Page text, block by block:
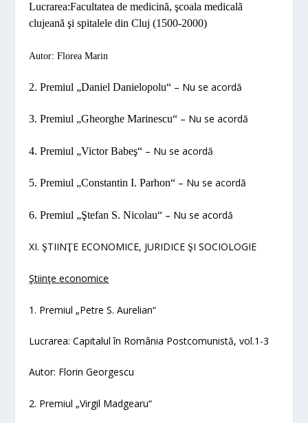
Lucrarea:Facultatea de medicină, şcoala medicală
clujeană şi spitalele din Cluj (1500-2000)
Autor: Florea Marin
2. Premiul „Daniel Danielopolu“ – Nu se acordă
3. Premiul „Gheorghe Marinescu“ – Nu se acordă
4. Premiul „Victor Babeş“ – Nu se acordă
5. Premiul „Constantin I. Parhon“ – Nu se acordă
6. Premiul „Ştefan S. Nicolau“ – Nu se acordă
XI. ŞTIINŢE ECONOMICE, JURIDICE ŞI SOCIOLOGIE
Ştiinţe economice
1. Premiul „Petre S. Aurelian“
Lucrarea:Capitalul în România Postcomunistă, vol.1-3
Autor: Florin Georgescu
2. Premiul „Virgil Madgearu“